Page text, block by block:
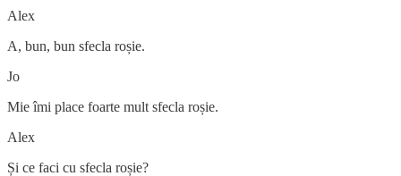
Alex
A, bun, bun sfecla roșie.
Jo
Mie îmi place foarte mult sfecla roșie.
Alex
Și ce faci cu sfecla roșie?